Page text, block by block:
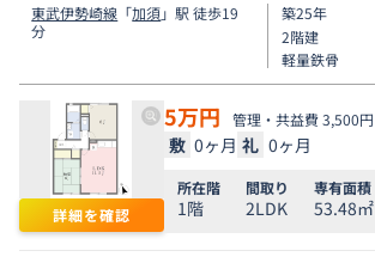
東武伊勢崎線 「加須」駅 徒歩19
分
築25年
2階建
軽量鉄骨
詳細を確認
5万円 管理・共益費 3,500円
敷 0ヶ月 礼 0ヶ月
所在階
1階
間取り
2LDK
専有面積
53.48㎡